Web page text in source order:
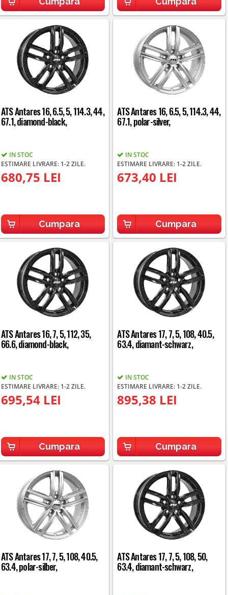
ATS Antares 16, 6.5, 5, 114.3, 44,
67.1, diamond-black,
IN STOC
ESTIMARE LIVRARE: 1-2 ZILE.
680,75 LEI
Cumpara
ATS Antares 16, 6.5, 5, 114.3, 44,
67.1, polar-silver,
IN STOC
ESTIMARE LIVRARE: 1-2 ZILE.
673,40 LEI
Cumpara
ATS Antares 16, 7, 5, 112, 35,
66.6, diamond-black,
IN STOC
ESTIMARE LIVRARE: 1-2 ZILE.
695,54 LEI
Cumpara
ATS Antares 17, 7, 5, 108, 40.5,
63.4, diamant-schwarz,
IN STOC
ESTIMARE LIVRARE: 1-2 ZILE.
895,38 LEI
Cumpara
ATS Antares 17, 7, 5, 108, 40.5,
63.4, polar-silber,
ATS Antares 17, 7, 5, 108, 50,
63.4, diamant-schwarz,